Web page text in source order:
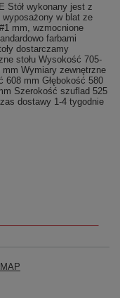
Stół wykonany jest z
w blat ze
mm, wzmocnione
farbami
dostarczamy
stołu Wysokość 705-
Wymiary zewnętrzne
mm Głębokość 580
Szerokość szuflad 525
dostawy 1-4 tygodnie